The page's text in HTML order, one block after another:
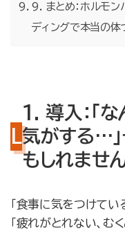
9. まとめ：ホルモン
ディングで本当の体
1. 導入：「
気がする…」
もしれませ
「食事に気をつけてい
「疲れがとれない、む